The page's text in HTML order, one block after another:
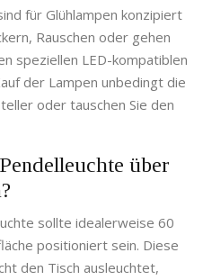
für Glühlampen konzipiert
Rauschen oder gehen
speziellen LED-kompatiblen
der Lampen unbedingt die
oder tauschen Sie den
über
sollte idealerweise 60
positioniert sein. Diese
den Tisch ausleuchtet,